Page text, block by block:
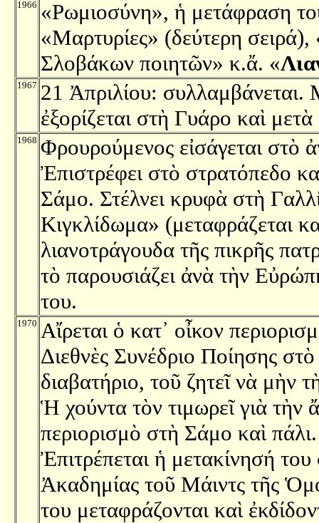
1966 «Ρωμιοσύνη», ἡ μετάφραση
«Μαρτυρίες» (δεύτερη
Σλοβάκων ποιητῶν» κ.ἄ. «
1967 21 Ἀπριλίου:
ἐξορίζεται στὴ Γυάρο καὶ
1968 Φρουρούμενος εἰσάγεται στὸ
Ἐπιστρέφει στὸ στρατόπεδο
Σάμο. Στέλνει κρυφὰ στὴ
Κιγκλίδωμα» (μεταφράζεται
λιανοτράγουδα τῆς πικρῆς
τὸ παρουσιάζει ἀνὰ τὴν
του.
1970 Αἴρεται ὁ κατ᾿ οἶκον
Διεθνὲς Συνέδριο Ποίησης
διαβατήριο, τοῦ ζητεῖ νὰ μὴν
Ἡ χούντα τὸν τιμωρεῖ γιὰ τὴν
περιορισμὸ στὴ Σάμο καὶ πάλι.
Ἐπιτρέπεται ἡ μετακίνησή
Ἀκαδημίας τοῦ Μάιντς τῆς
του μεταφράζονται καὶ